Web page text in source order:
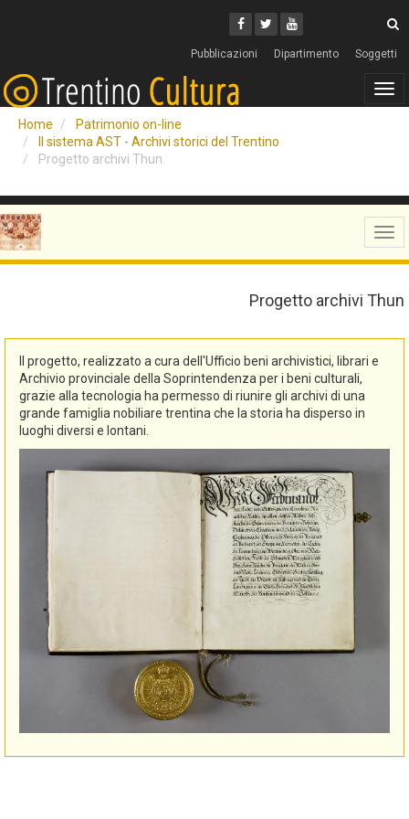
Facebook
Twitter
Youtube
Pubblicazioni Dipartimento Soggetti
Home
Patrimonio on-line
Il sistema AST - Archivi storici del Trentino
Progetto archivi Thun
Progetto archivi Thun
Il progetto, realizzato a cura dell'Ufficio beni archivistici, librari e
Archivio provinciale della Soprintendenza per i beni culturali,
grazie alla tecnologia ha permesso di riunire gli archivi di una
grande famiglia nobiliare trentina che la storia ha disperso in
luoghi diversi e lontani.